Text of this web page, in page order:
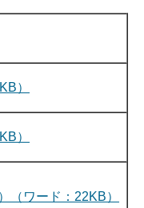
）
）
（ワード：22KB）